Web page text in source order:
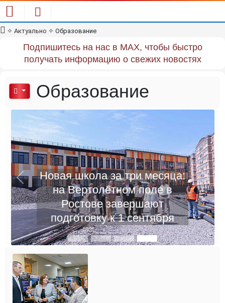
✧ Актуально ✧ Образование
Подпишитесь на нас в MAX, чтобы быстро
получать информацию о свежих новостях
Образование
Новая школа за три месяца:
на Вертолётном поле в
Ростове завершают
подготовку к 1 сентября
Previous Next